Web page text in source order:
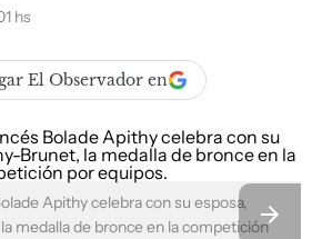
hs
El Observador en
Apithy celebra con su esposa,
medalla de bronce en la competición